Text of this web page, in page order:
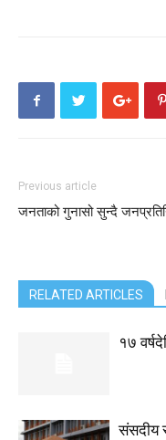
Previous article
जनताको गुनासो सुन्दै
RELATED ARTICLES
१७
संसदीय